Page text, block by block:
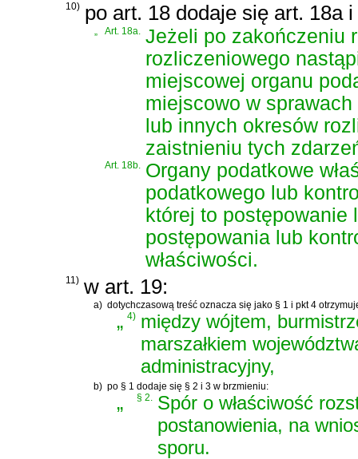
10) po art. 18 dodaje się art. 18a
„ Art. 18a. Jeżeli po zakończeniu
rozliczeniowego
miejscowej organu
miejscowo w
lub innych okresów
zaistnieniu tych
Art. 18b. Organy podatkowe
podatkowego lub
której to
postępowania lub
właściwości.
11) w art. 19:
a) dotychczasową treść oznacza się jako § 1 i pkt 4
„4) między wójtem,
marszałkiem
administracyjny,
b) po § 1 dodaje się § 2 i 3 w brzmieniu:
„ § 2.
Spór o właściwość
postanowienia, na
sporu.